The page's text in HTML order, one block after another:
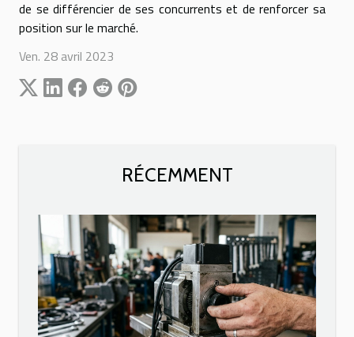
de se différencier de ses concurrents et de renforcer sa
position sur le marché.
Ven. 28 avril 2023
RÉCEMMENT